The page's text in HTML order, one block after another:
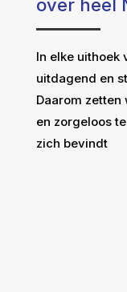
over heel
In elke uithoek
uitdagend en
Daarom zetten
en zorgeloos
zich bevindt